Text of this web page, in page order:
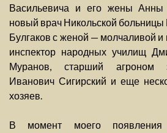
Васильевича и его жены
новый врач Никольской
Булгаков с женой — молчаливой
инспектор народных училищ
Муранов, старший агроном
Иванович Сигирский и еще
хозяев.
В момент моего появления